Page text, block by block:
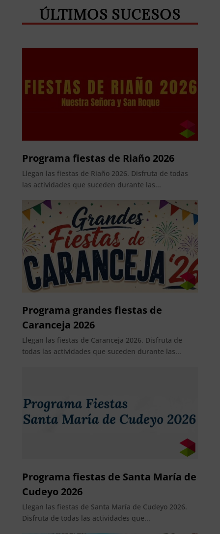
ÚLTIMOS SUCESOS
Programa fiestas de Riaño 2026
Llegan las fiestas de Riaño 2026. Disfruta de todas
las actividades que suceden durante las...
Programa grandes fiestas de
Caranceja 2026
Llegan las fiestas de Caranceja 2026. Disfruta de
todas las actividades que suceden durante las...
Programa fiestas de Santa María de
Cudeyo 2026
Llegan las fiestas de Santa María de Cudeyo 2026.
Disfruta de todas las actividades que...